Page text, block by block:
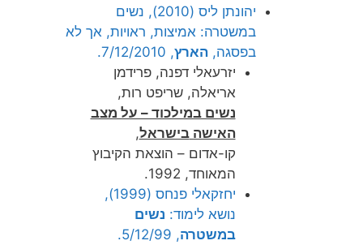
יהונתן ליס (2010), נשים
במשטרה: אמיצות, ראויות, אך לא
בפסגה,הארץ, 7/12/2010.
יזרעאלי דפנה, פרידמן
אריאלה, שריפט רות,
נשים במילכוד – על מצב
האישהבישראל,
קו-אדום – הוצאת הקיבוץ
המאוחד, 1992.
יחזקאלי פנחס (1999),
נושא לימוד:נשים
במשטרה, 5/12/99.